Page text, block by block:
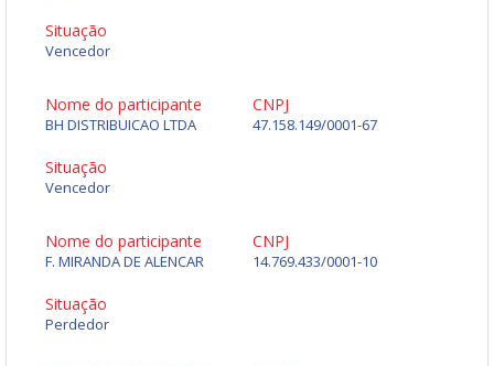
Situação
Vencedor
Nome do participante
BH DISTRIBUICAO LTDA
CNPJ
47.158.149/0001-67
Situação
Vencedor
Nome do participante
F. MIRANDA DE ALENCAR
CNPJ
14.769.433/0001-10
Situação
Perdedor